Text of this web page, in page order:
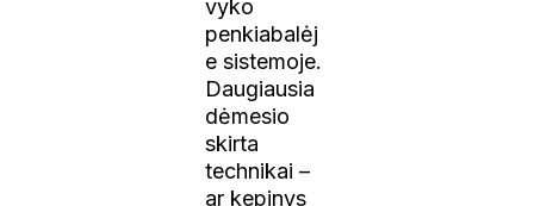
vyko
penkiabalėj
e sistemoje.
Daugiausia
dėmesio
skirta
technikai –
ar kepinys